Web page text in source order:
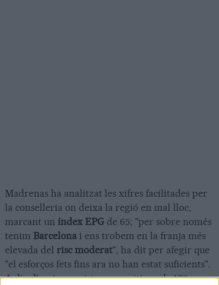
Madrenas ha analitzat les xifres facilitades per
la conselleria on deixa la regió en mal lloc,
marcant un índex EPG de 65; "per sobre només
tenim Barcelona i ens trobem en la franja més
elevada del risc moderat", ha dit per afegir que
"el esforços fets fins ara no han estat suficients".
A dia d'avui es registra una mitjana de 167 casos